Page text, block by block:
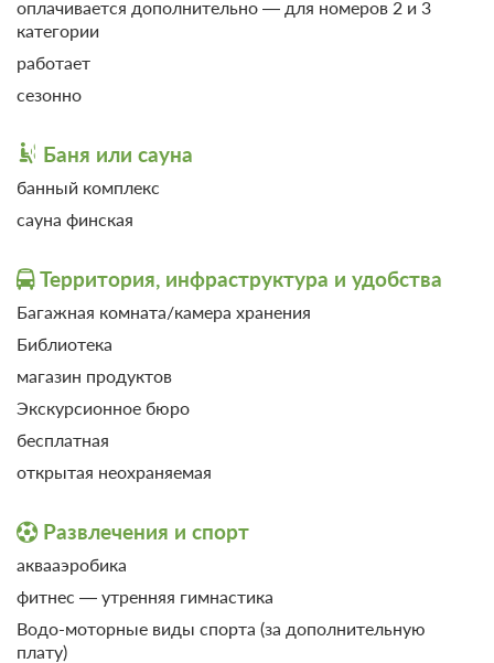
оплачивается дополнительно — для номеров 2 и 3
категории
работает
сезонно
Баня или сауна
банный комплекс
сауна финская
Территория, инфраструктура и удобства
Багажная комната/камера хранения
Библиотека
магазин продуктов
Экскурсионное бюро
бесплатная
открытая неохраняемая
Развлечения и спорт
аквааэробика
фитнес — утренняя гимнастика
Водо-моторные виды спорта (за дополнительную
плату)